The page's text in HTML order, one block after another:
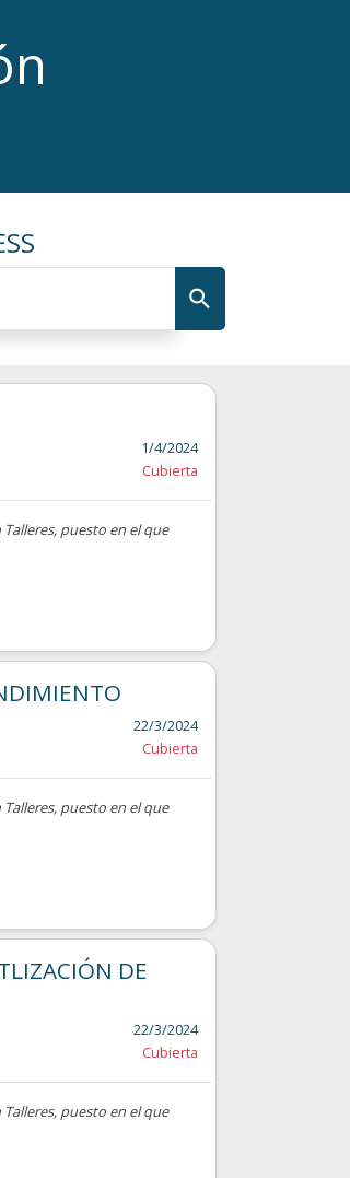
1/4/2024
Cubierta
puesto en el que
22/3/2024
Cubierta
puesto en el que
DE
22/3/2024
Cubierta
puesto en el que